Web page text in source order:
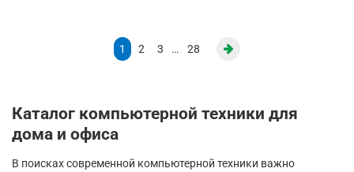
1 2 3 … 28
Каталог компьютерной техники для
дома и офиса
В поисках современной компьютерной техники важно